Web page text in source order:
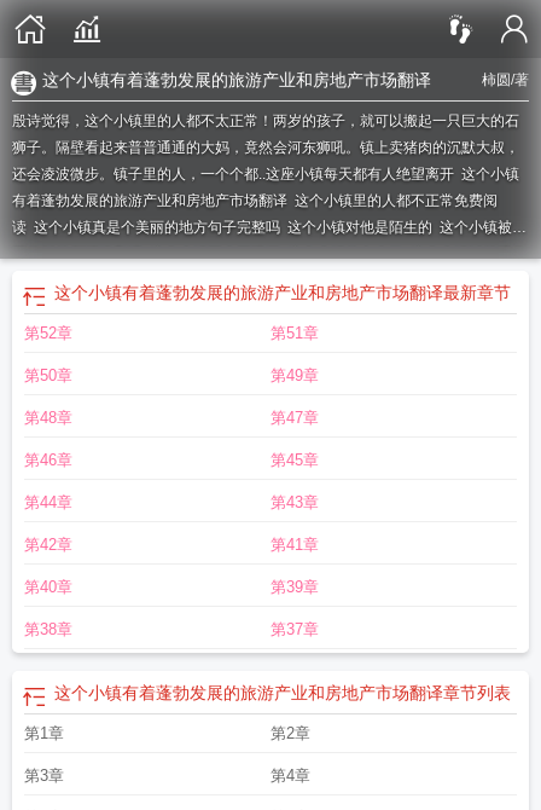
柿圆/著
这个小镇有着蓬勃发展的旅游产业和房地产市场翻译
殷诗觉得，这个小镇里的人都不太正常！两岁的孩子，就可以搬起一只巨大的石
狮子。隔壁看起来普普通通的大妈，竟然会河东狮吼。镇上卖猪肉的沉默大叔，
还会凌波微步。镇子里的人，一个个都..这座小镇每天都有人绝望离开 这个小镇
有着蓬勃发展的旅游产业和房地产市场翻译 这个小镇里的人都不正常免费阅
读 这个小镇真是个美丽的地方句子完整吗 这个小镇对他是陌生的 这个小镇被美
丽的树林所环绕翻译这个小镇不太平漫画这个小镇的女人们这个小镇以前没有
高楼大厦用英语怎么说这个小镇的人口是多少翻译 这个小镇的人口大约是1500
英文翻译
的小镇这个小镇上的女人 这个小镇因其炎热的夏天而闻名翻译成英语
翻译
这个小城镇 这个小镇又将变得一贫如洗
一个不大的小镇
这个小镇很小改为夸张句
镇英语这个小镇里的人都不正常全文 这个小镇真是个美丽的地方
个小镇近几年没有发生什么值得一提的新变化翻译
这个小镇有着蓬勃发展的旅游产业和房地产市场翻译最新章节
第52章 第51章
第50章 第49章
第48章 第47章
第46章 第45章
第44章 第43章
第42章 第41章
第40章 第39章
第38章 第37章
这个小镇有着蓬勃发展的旅游产业和房地产市场翻译章节列表
第1章 第2章
第3章 第4章